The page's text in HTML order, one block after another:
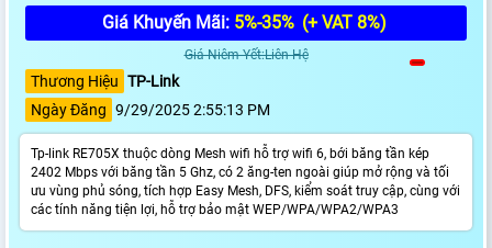
Giá Khuyến Mãi: 5%-35% (+ VAT 8%)
Giá Niêm Yết:Liên Hệ
Thương Hiệu TP-Link
Ngày Đăng 9/29/2025 2:55:13 PM
Tp-link RE705X thuộc dòng Mesh wifi hỗ trợ wifi 6, bới băng tần kép
2402 Mbps với băng tần 5 Ghz, có 2 ăng-ten ngoài giúp mở rộng và tối
ưu vùng phủ sóng, tích hợp Easy Mesh, DFS, kiểm soát truy cập, cùng với
các tính năng tiện lợi, hỗ trợ bảo mật WEP/WPA/WPA2/WPA3